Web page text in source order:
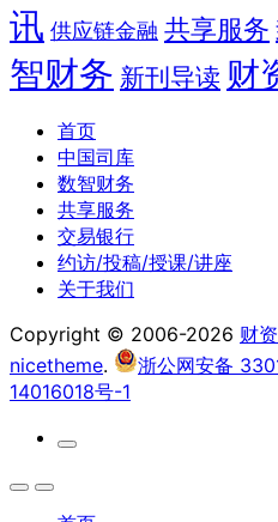
讯 供应链金融 共享服务
智财务 新刊导读 财
首页
中国司库
数智财务
共享服务
交易银行
约访/投稿/授课/讲座
关于我们
Copyright © 2006-2026 财
nicetheme. 浙公网安备
14016018号-1